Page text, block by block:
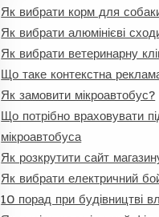
Як вибрати корм для
Як вибрати алюмінієві
Як вибрати ветеринарну
Що таке контекстна
Як замовити мікроавтобус?
Що потрібно враховувати
мікроавтобуса
Як розкрутити сайт
Як вибрати електричний
10 порад при будівництві